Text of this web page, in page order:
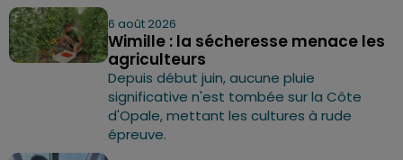
6 août 2026
Wimille : la sécheresse menace les
agriculteurs
Depuis début juin, aucune pluie
significative n'est tombée sur la Côte
d'Opale, mettant les cultures à rude
épreuve.